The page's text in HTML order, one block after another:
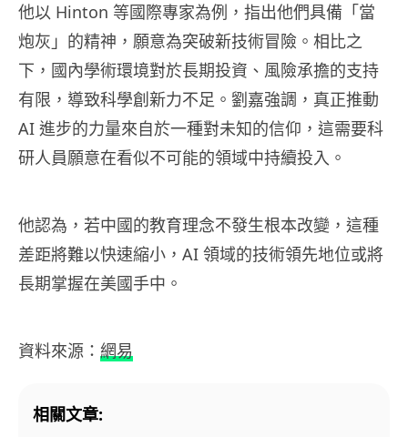
他以 Hinton 等國際專家為例，指出他們具備「當
炮灰」的精神，願意為突破新技術冒險。相比之
下，國內學術環境對於長期投資、風險承擔的支持
有限，導致科學創新力不足。劉嘉強調，真正推動
AI 進步的力量來自於一種對未知的信仰，這需要科
研人員願意在看似不可能的領域中持續投入。
他認為，若中國的教育理念不發生根本改變，這種
差距將難以快速縮小，AI 領域的技術領先地位或將
長期掌握在美國手中。
資料來源： 網易
相關文章: